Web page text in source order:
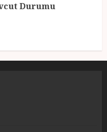
Durumu